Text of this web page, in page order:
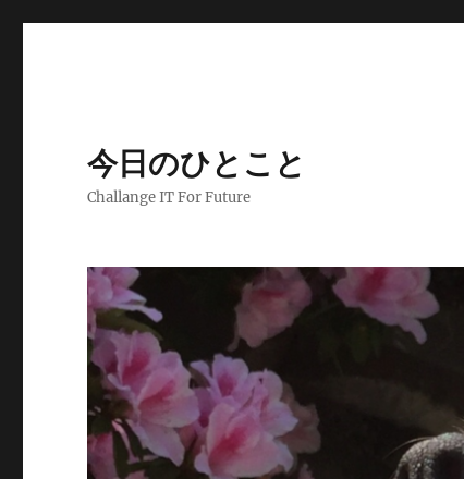
今日のひとこと
Challange IT For Future